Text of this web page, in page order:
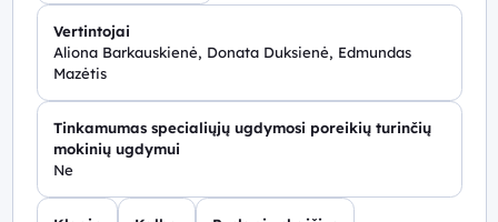
Vertintojai
Aliona Barkauskienė, Donata Duksienė, Edmundas
Mazėtis
Tinkamumas specialiųjų ugdymosi poreikių turinčių
mokinių ugdymui
Ne